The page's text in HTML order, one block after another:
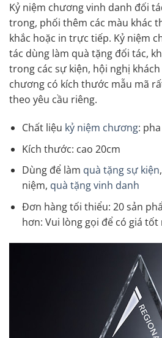
Kỷ niệm chương vinh danh đối
trong, phối thêm các màu khác
khắc hoặc in trực tiếp. Kỷ niệm
tác dùng làm quà tặng đối tác,
trong các sự kiện, hội nghị
chương có kích thước mẫu mã
theo yêu cầu riêng.
Chất liệu kỷ niệm chương:
Kích thước: cao 20cm
Dùng để làm quà tặng sự kiện
niệm, quà tặng vinh danh
Đơn hàng tối thiểu: 20 sản
hơn: Vui lòng gọi để có giá tốt